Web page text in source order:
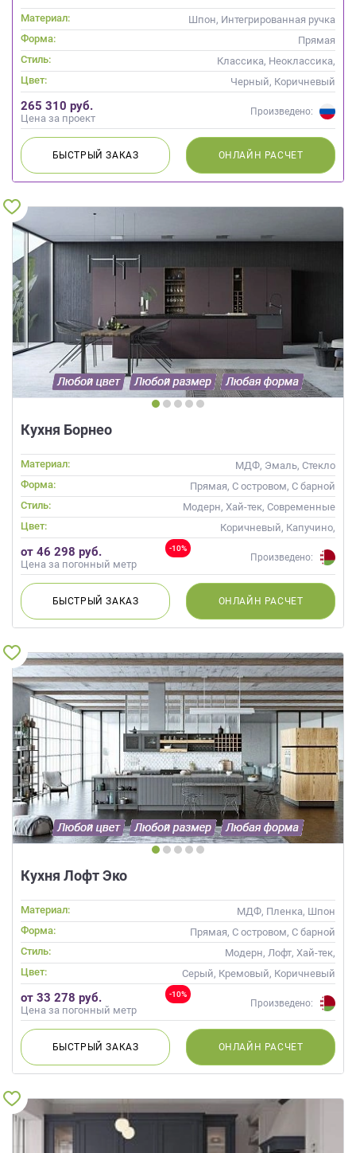
Материал:
Шпон, Интегрированная ручка
Форма:
Прямая
Стиль:
Классика, Неоклассика,
Скандинавский
Цвет: Черный, Коричневый
265 310 руб.
Цена за проект
Произведено:
БЫСТРЫЙЗАКАЗ ОНЛАЙН РАСЧЕТ
Кухня Борнео
Материал:
МДФ, Эмаль, Стекло
Форма:
Прямая, С островом, С барной
стойкой
Стиль:
Модерн, Хай-тек, Современные
Цвет:
Коричневый, Капучино,
Фиолетовый
-10%
от 46 298 руб.
Цена за погонный метр
Произведено:
БЫСТРЫЙЗАКАЗ ОНЛАЙН РАСЧЕТ
Кухня Лофт Эко
Материал:
МДФ, Пленка, Шпон
Форма:
Прямая, С островом, С барной
стойкой
Стиль:
Модерн, Лофт, Хай-тек,
Современные
Цвет: Серый, Кремовый, Коричневый
-10%
от 33 278 руб.
Цена за погонный метр
Произведено:
БЫСТРЫЙЗАКАЗ ОНЛАЙН РАСЧЕТ